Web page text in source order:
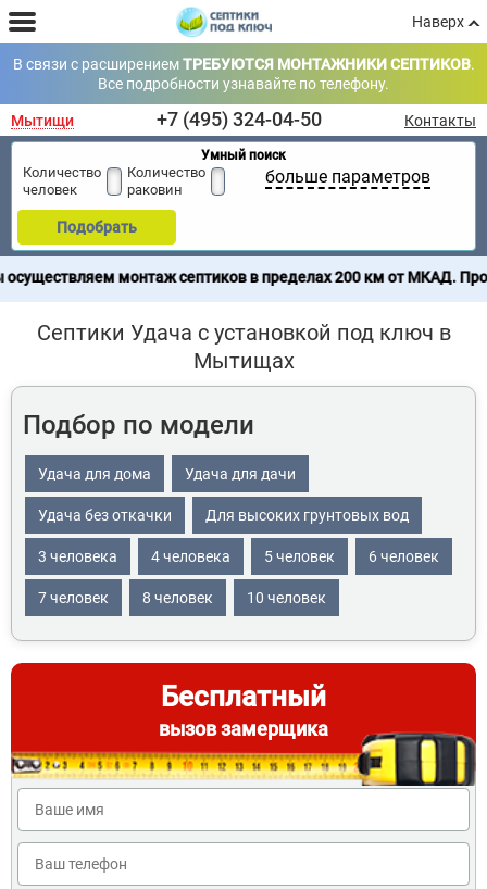
Наверх
В связи с расширениемТРЕБУЮТСЯ МОНТАЖНИКИ СЕПТИКОВ.
Все подробности узнавайте по телефону.
Мытищи +7 (495) 324-04-50 Контакты
Умный поиск
Количество
человек
Количество
раковин
больше параметров
Подобрать
монтаж септиков в пределах 200 км от МКАД. Продажа
Септики Удача с установкой под ключ в
Мытищах
Подбор по модели
Удача для дома Удача для дачи
Удача без откачки Для высоких грунтовых вод
3 человека 4 человека 5 человек 6 человек
7 человек 8 человек 10 человек
Бесплатный
вызов замерщика